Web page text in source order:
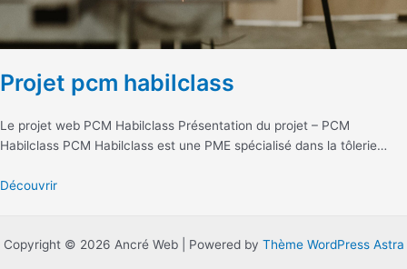
Projet pcm habilclass
Le projet web PCM Habilclass Présentation du projet – PCM
Habilclass PCM Habilclass est une PME spécialisé dans la tôlerie…
Découvrir
Copyright © 2026 Ancré Web | Powered by Thème WordPress Astra